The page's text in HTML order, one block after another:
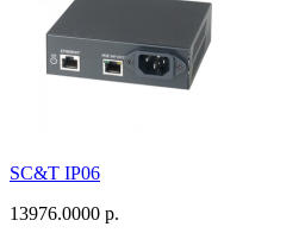
SC&T IP06
13976.0000 р.